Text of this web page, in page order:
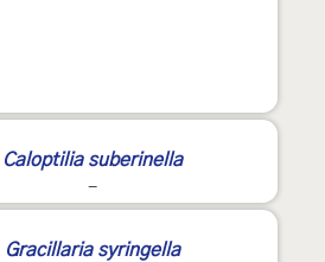
Caloptilia suberinella
-
Gracillaria syringella